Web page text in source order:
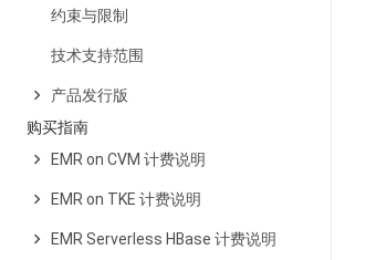
约束与限制
技术支持范围
产品发行版
购买指南
EMR on CVM 计费说明
EMR on TKE 计费说明
EMR Serverless HBase 计费说明